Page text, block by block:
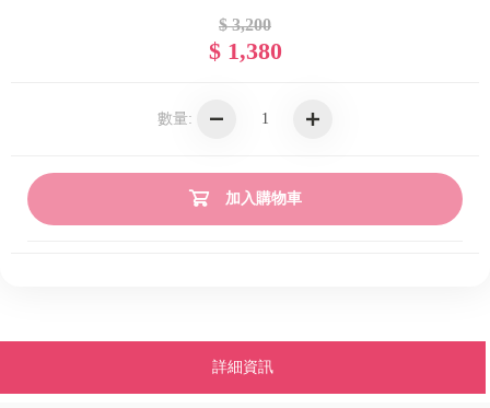
$ 3,200
$ 1,380
數量:
加入購物車
詳細資訊